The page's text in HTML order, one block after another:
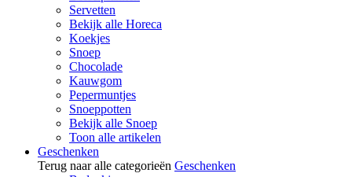
Servetten
Bekijk alle Horeca
Koekjes
Snoep
Chocolade
Kauwgom
Pepermuntjes
Snoeppotten
Bekijk alle Snoep
Toon alle artikelen
Geschenken
Terug naar alle categorieën Geschenken